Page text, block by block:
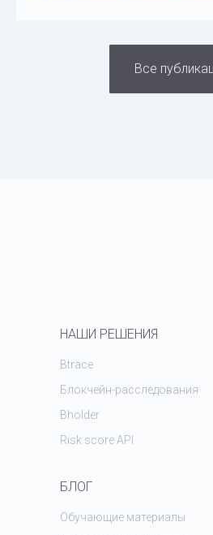
Все
БЛОГ
НАШИ РЕШЕНИЯ
Btrace
Блокчейн-расследования
Bholder
Risk score API
Обучающие материалы